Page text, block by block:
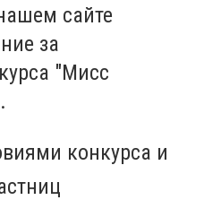
сайте
за
"Мисс
конкурса и